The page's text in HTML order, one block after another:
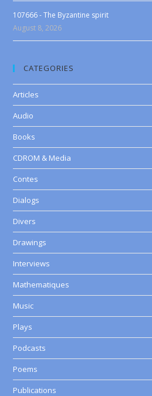
107666 - The Byzantine spirit
August 8, 2026
CATEGORIES
Articles
Audio
Books
CDROM & Media
Contes
Dialogs
Divers
Drawings
Interviews
Mathematiques
Music
Plays
Podcasts
Poems
Publications